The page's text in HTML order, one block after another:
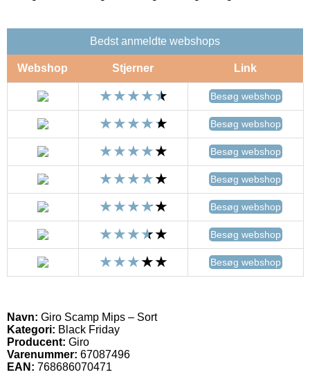
Bedst anmeldte webshops
Webshop Stjerner Link
Besøg webshop
Besøg webshop
Besøg webshop
Besøg webshop
Besøg webshop
Besøg webshop
Besøg webshop
Navn: Giro Scamp Mips – Sort
Kategori: Black Friday
Producent: Giro
Varenummer: 67087496
EAN: 768686070471